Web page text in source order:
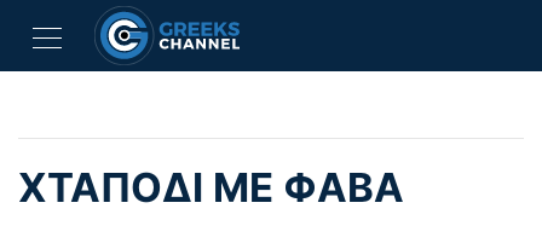
ΧΤΑΠΌΔΙ ΜΕ ΦΆΒΑ